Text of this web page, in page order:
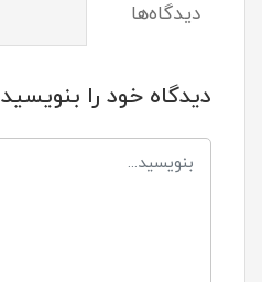
دیدگاه‌ها
دیدگاه خود را بنویسید